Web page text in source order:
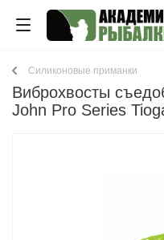
Cиликоновые приманки
Виброхвосты
John Pro Series